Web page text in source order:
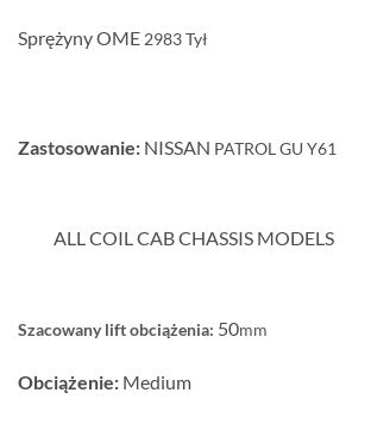
Sprężyny OME2983Tył
Zastosowanie: NISSAN PATROL GU Y61
ALL COIL CAB CHASSIS MODELS
Szacowany lift obciążenia: 50mm
Obciążenie: Medium